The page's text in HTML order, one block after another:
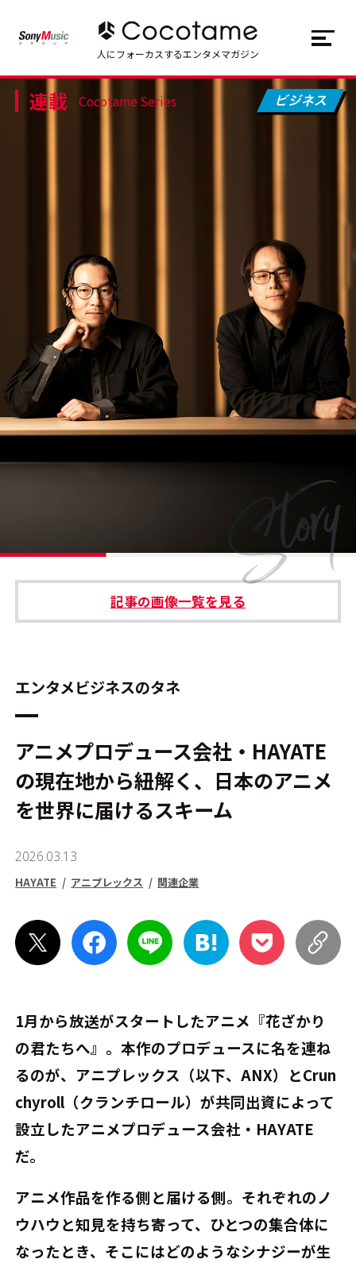
トップ Top
#エンタメ業界のちょっといい話
運営会社 プライバシーポリシー
本サイトご利用にあたって Cookie Settings
JP EN
人にフォーカスするエンタメマガジン
連載 Cocotame Series
記事の画像一覧を見る
エンタメビジネスのタネ
アニメプロデュース会社・HAYATE
の現在地から紐解く、日本のアニメ
を世界に届けるスキーム
2026.03.13
HAYATE アニプレックス 関連企業
1月から放送がスタートしたアニメ『花ざかり
の君たちへ』。本作のプロデュースに名を連ね
るのが、アニプレックス（以下、ANX）とCrun
chyroll（クランチロール）が共同出資によって
設立したアニメプロデュース会社・HAYATE
だ。
アニメ作品を作る側と届ける側。それぞれのノ
ウハウと知見を持ち寄って、ひとつの集合体に
なったとき、そこにはどのようなシナジーが生